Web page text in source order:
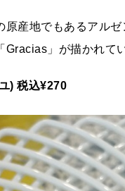
産地でもあるアル
」が描かれて
) 税込¥270